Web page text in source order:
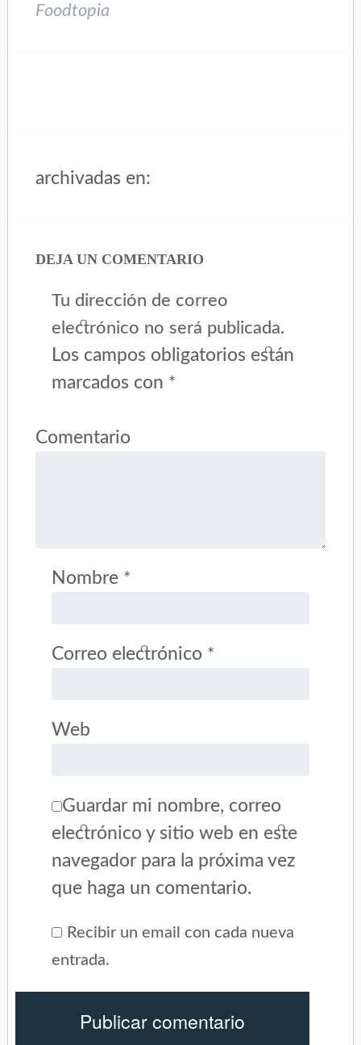
Foodtopia
archivadas en:
DEJA UN COMENTARIO
Tu dirección de correo
electrónico no será publicada.
Los campos obligatorios están
marcados con *
Comentario
Nombre *
Correo electrónico *
Web
Guardar mi nombre, correo
electrónico y sitio web en este
navegador para la próxima vez
que haga un comentario.
Recibir un email con cada nueva
entrada.